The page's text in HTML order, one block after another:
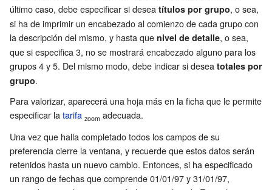
último caso, debe especificar si desea títulos por grupo, o sea,
si ha de imprimir un encabezado al comienzo de cada grupo con
la descripción del mismo, y hasta que nivel de detalle, o sea,
que si especifica 3, no se mostrará encabezado alguno para los
grupos 4 y 5. Del mismo modo, debe indicar si desea totales por
grupo.
Para valorizar, aparecerá una hoja más en la ficha que le permite
especificar la tarifa zoom adecuada.
Una vez que halla completado todos los campos de su
preferencia cierre la ventana, y recuerde que estos datos serán
retenidos hasta un nuevo cambio. Entonces, si ha especificado
un rango de fechas que comprende 01/01/97 y 31/01/97,